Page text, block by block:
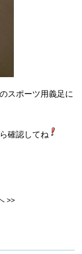
スポーツ用義足に
確認してね
>>